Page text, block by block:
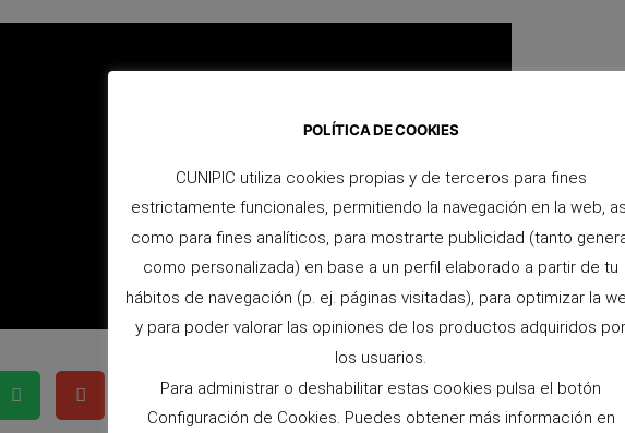
POLÍTICA DE COOKIES
CUNIPIC utiliza cookies propias y de terceros para fines
estrictamente funcionales, permitiendo la navegación en la web,
como para fines analíticos, para mostrarte publicidad (tanto
como personalizada) en base a un perfil elaborado a partir de tu
hábitos de navegación (p. ej. páginas visitadas), para optimizar la
y para poder valorar las opiniones de los productos adquiridos por
los usuarios.
Para administrar o deshabilitar estas cookies pulsa el botón
Configuración de Cookies. Puedes obtener más información en